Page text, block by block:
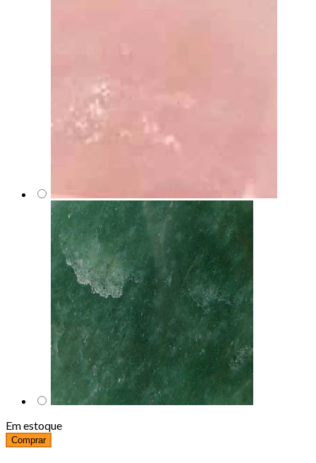
Em estoque
Comprar